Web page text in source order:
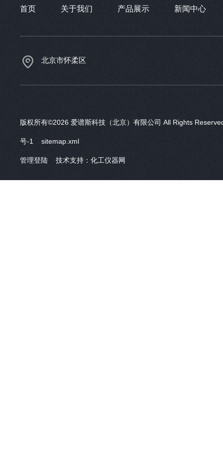
首页 关于我们 产品展示 新闻中心
北京市怀柔区
版权所有©2026 爱谱斯科技（北京）有限公司 All Rights
号-1 sitemap.xml
管理登陆 技术支持： 化工仪器网